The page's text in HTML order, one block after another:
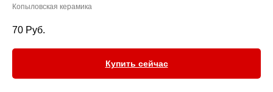
Копыловская керамика
70 Руб.
Купить сейчас